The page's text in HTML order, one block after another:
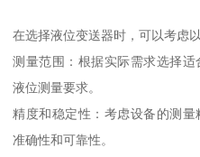
在选择液位变送器时，可以考虑
测量范围：根据实际需求选择
液位测量要求。
精度和稳定性：考虑设备的测
准确性和可靠性。